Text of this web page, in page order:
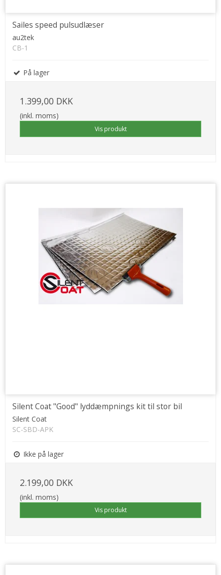
Sailes speed pulsudlæser
au2tek
CB-1
På lager
1.399,00 DKK
(inkl. moms)
Vis produkt
Silent Coat "Good" lyddæmpnings kit til stor bil
Silent Coat
SC-SBD-APK
Ikke på lager
2.199,00 DKK
(inkl. moms)
Vis produkt